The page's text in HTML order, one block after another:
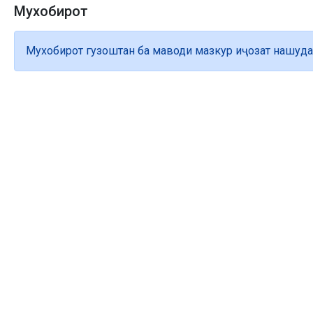
Мухобирот
Мухобирот гузоштан ба маводи мазкур иҷозат